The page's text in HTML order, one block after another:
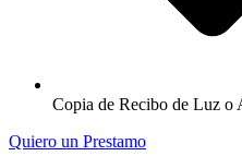
Copia de Recibo de Luz o
Quiero un Prestamo